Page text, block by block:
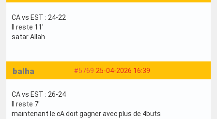
CA vs EST : 24-22
Il reste 11'
satar Allah
#5769 25-04-2026 16:39
balha
CA vs EST : 26-24
Il reste 7'
maintenant le cA doit gagner avec plus de 4buts